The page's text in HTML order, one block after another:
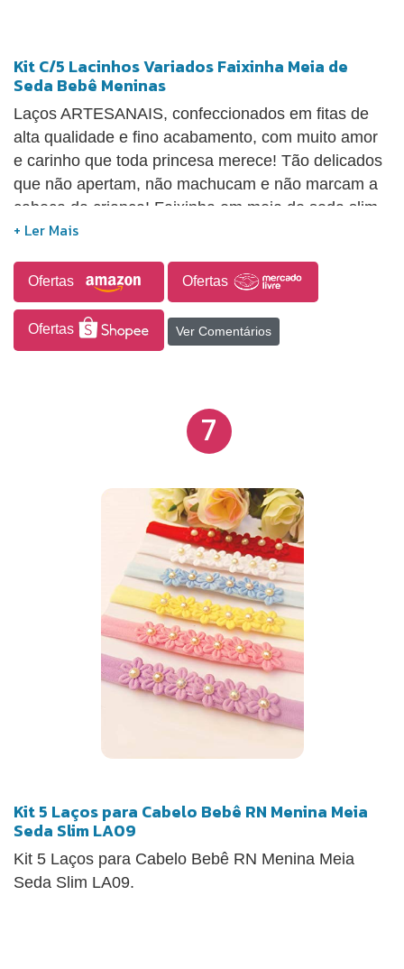
Kit C/5 Lacinhos Variados Faixinha Meia de
Seda Bebê Meninas
Laços ARTESANAIS, confeccionados em fitas de
alta qualidade e fino acabamento, com muito amor
e carinho que toda princesa merece! Tão delicados
que não apertam, não machucam e não marcam a
cabeça da criança! Faixinha em meia de seda slim -
suave e delicada - ideal para bebês recém nascidas
muito delicados! Cores suaves. Fino acabamento.
Faixinha ajustável.
Ofertas Ofertas
Ofertas Ver Comentários
7
Kit 5 Laços para Cabelo Bebê RN Menina Meia
Seda Slim LA09
Kit 5 Laços para Cabelo Bebê RN Menina Meia
Seda Slim LA09.